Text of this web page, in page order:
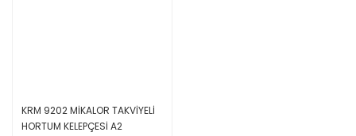
KRM 9202 MİKALOR TAKVİYELİ
HORTUM KELEPÇESİ A2